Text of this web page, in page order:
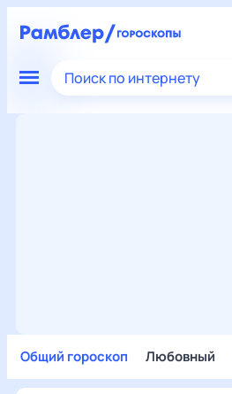
Поиск по интернету
Общий гороскоп Любовный